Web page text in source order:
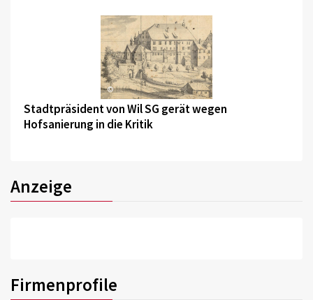
©
Stadtpräsident von Wil SG gerät wegen
Hofsanierung in die Kritik
Anzeige
Firmenprofile